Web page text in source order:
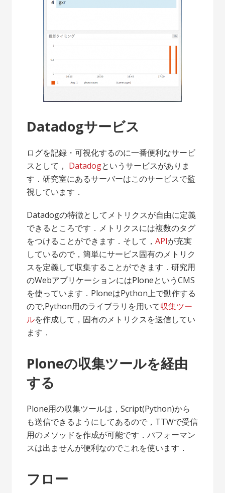
Datadogサービス
ログを記録・可視化するのに一番便利なサービ
スとして， Datadogというサービスがありま
す．研究室にあるサーバーはこのサービスで監
視しています．
Datadogの特徴としてメトリクスが自由に定義
できるところです．メトリクスには複数のタグ
をつけることができます．そして，APIが充実
しているので，簡単にサービス固有のメトリク
スを定義して収集することができます．研究用
のWebアプリケーションにはPloneというCMS
を使っています．PloneはPython上で動作する
ので,Python用のライブラリを用いて収集ツー
ルを作成して，固有のメトリクスを送信してい
ます．
Ploneの収集ツールを経由
する
Plone用の収集ツールは，Script(Python)から
も送信できるようにしてあるので，TTWで受信
用のメソッドを作成が可能です．パフォーマン
スは出ませんが便利なのでこれを使います．
フロー